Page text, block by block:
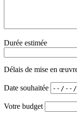
Durée estimée
Délais de mise en
Date souhaitée
Votre budget